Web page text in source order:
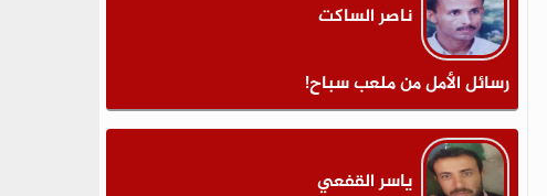
ناصر الساكت
رسائل الأمل من ملعب سباح!
ياسر القفعي